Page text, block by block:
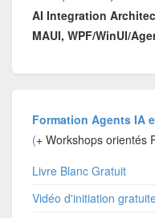
AI Integration
MAUI, WPF/WinUI/
Formation Agents IA
(+ Workshops orientés
Livre Blanc Gratuit
Vidéo d'initiation